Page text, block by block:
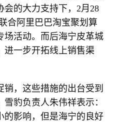
的大力支持下，2月28
合阿里巴巴淘宝聚划算
场活动。而后海宁皮革城
进一步开拓线上销售渠
，这些措施的出台受到
豹负责人朱伟祥表示：
的影响，但是海宁的良好